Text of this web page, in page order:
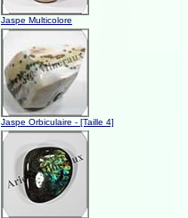
Jaspe Multicolore
Jaspe Orbiculaire - [Taille 4]